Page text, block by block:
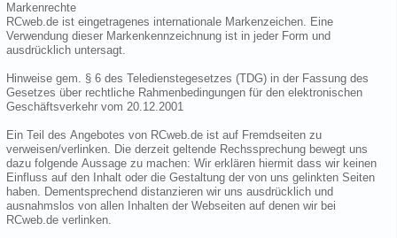
Markenrechte
RCweb.de ist eingetragenes internationale Markenzeichen. Eine
Verwendung dieser Markenkennzeichnung ist in jeder Form und
ausdrücklich untersagt.
Hinweise gem. § 6 des Teledienstegesetzes (TDG) in der Fassung des
Gesetzes über rechtliche Rahmenbedingungen für den elektronischen
Geschäftsverkehr vom 20.12.2001
Ein Teil des Angebotes von RCweb.de ist auf Fremdseiten zu
verweisen/verlinken. Die derzeit geltende Rechssprechung bewegt uns
dazu folgende Aussage zu machen: Wir erklären hiermit dass wir keinen
Einfluss auf den Inhalt oder die Gestaltung der von uns gelinkten Seiten
haben. Dementsprechend distanzieren wir uns ausdrücklich und
ausnahmslos von allen Inhalten der Webseiten auf denen wir bei
RCweb.de verlinken.